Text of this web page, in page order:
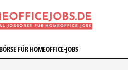
HOMEOFFICEJOBS.DE
FÜR HOMEOFFICE-JOBS